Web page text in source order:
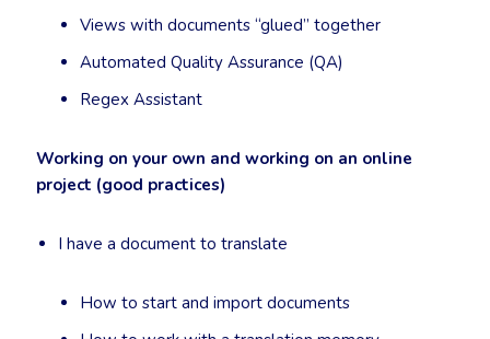
Views with documents “glued” together
Automated Quality Assurance (QA)
Regex Assistant
Working on your own and working on an online
project (good practices)
I have a document to translate
How to start and import documents